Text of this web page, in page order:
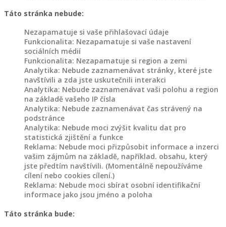
Táto stránka nebude:
Nezapamatuje si vaše přihlašovací údaje
Funkcionalita: Nezapamatuje si vaše nastavení
sociálních médií
Funkcionalita: Nezapamatuje si region a zemi
Analytika: Nebude zaznamenávat stránky, které jste
navštívili a zda jste uskutečnili interakci
Analytika: Nebude zaznamenávat vaši polohu a region
na základě vašeho IP čísla
Analytika: Nebude zaznamenávat čas strávený na
podstránce
Analytika: Nebude moci zvýšit kvalitu dat pro
statistická zjištění a funkce
Reklama: Nebude moci přizpůsobit informace a inzerci
vašim zájmům na základě, například. obsahu, který
jste předtím navštívili. (Momentálně nepoužíváme
cílení nebo cookies cílení.)
Reklama: Nebude moci sbírat osobní identifikační
informace jako jsou jméno a poloha
Táto stránka bude: